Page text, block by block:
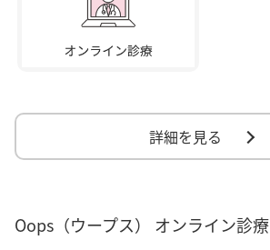
詳細を見る
Oops（ウープス） オンライン診療